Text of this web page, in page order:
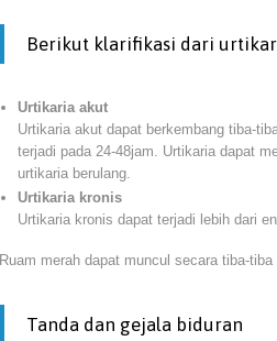
Berikut klarifikasi dari
Urtikaria akut
Urtikaria akut dapat berkembang tiba-
terjadi pada 24-48jam. Urtikaria dapat
urtikaria berulang.
Urtikaria kronis
Urtikaria kronis dapat terjadi lebih dari
Ruam merah dapat muncul secara tiba-
Tanda dan gejala biduran